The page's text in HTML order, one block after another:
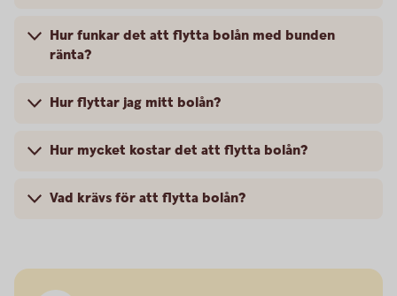
Hur funkar det att flytta bolån med bunden
ränta?
Hur flyttar jag mitt bolån?
Hur mycket kostar det att flytta bolån?
Vad krävs för att flytta bolån?